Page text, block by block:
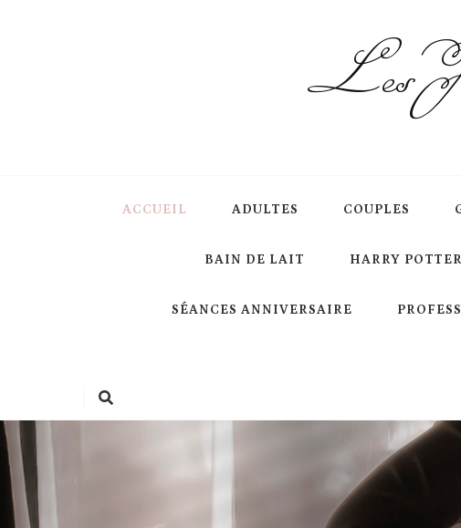
Les
ACCUEIL ADULTES COUPLES
BAIN DE LAIT HARRY POTTER
SÉANCES ANNIVERSAIRE